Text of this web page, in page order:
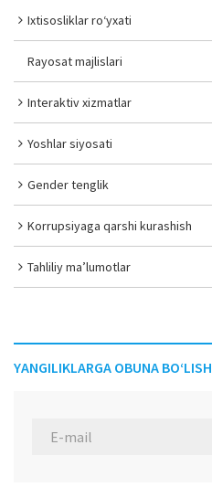
Ixtisosliklar ro‘yxati
Rayosat majlislari
Interaktiv xizmatlar
Yoshlar siyosati
Gender tenglik
Korrupsiyaga qarshi kurashish
Tahliliy ma’lumotlar
YANGILIKLARGA OBUNA BO‘LISH